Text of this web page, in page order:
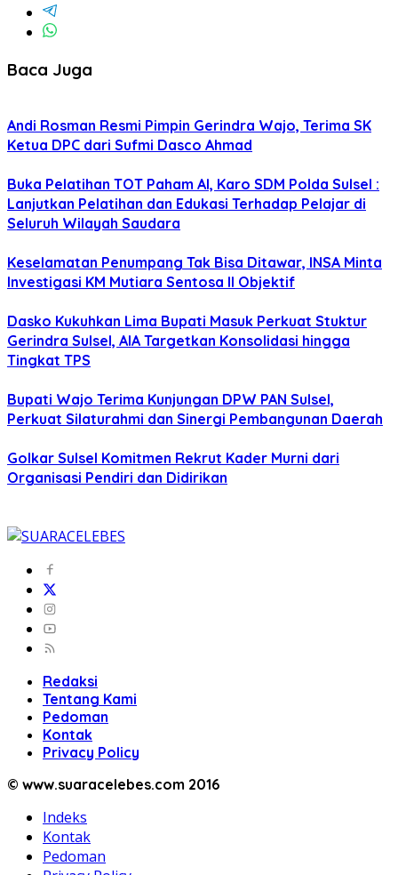
Baca Juga
Andi Rosman Resmi Pimpin Gerindra Wajo, Terima SK
Ketua DPC dari Sufmi Dasco Ahmad
Buka Pelatihan TOT Paham AI, Karo SDM Polda Sulsel :
Lanjutkan Pelatihan dan Edukasi Terhadap Pelajar di
Seluruh Wilayah Saudara
Keselamatan Penumpang Tak Bisa Ditawar, INSA Minta
Investigasi KM Mutiara Sentosa II Objektif
Dasko Kukuhkan Lima Bupati Masuk Perkuat Stuktur
Gerindra Sulsel, AIA Targetkan Konsolidasi hingga
Tingkat TPS
Bupati Wajo Terima Kunjungan DPW PAN Sulsel,
Perkuat Silaturahmi dan Sinergi Pembangunan Daerah
Golkar Sulsel Komitmen Rekrut Kader Murni dari
Organisasi Pendiri dan Didirikan
Redaksi
Tentang Kami
Pedoman
Kontak
Privacy Policy
© www.suaracelebes.com 2016
Indeks
Kontak
Pedoman